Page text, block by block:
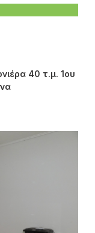
40 τ.μ. 1ου